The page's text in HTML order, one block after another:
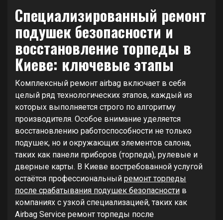
Специализированный ремонт
подушек безопасности и
восстановление торпеды в
Киеве: ключевые этапы
Комплексный ремонт airbag включает в себя
целый ряд технологических этапов, каждый из
которых выполняется строго по алгоритму
производителя. Особое внимание уделяется
восстановлению работоспособности не только
подушек, но и окружающих элементов салона,
таких как панели приборов (торпеда), рулевые и
дверные карты. В Киеве востребованной услугой
остаётся профессиональный ремонт торпеды
после срабатывания подушек безопасности в
компаниях с узкой специализацией, таких как
Airbag Service ремонт торпеды после